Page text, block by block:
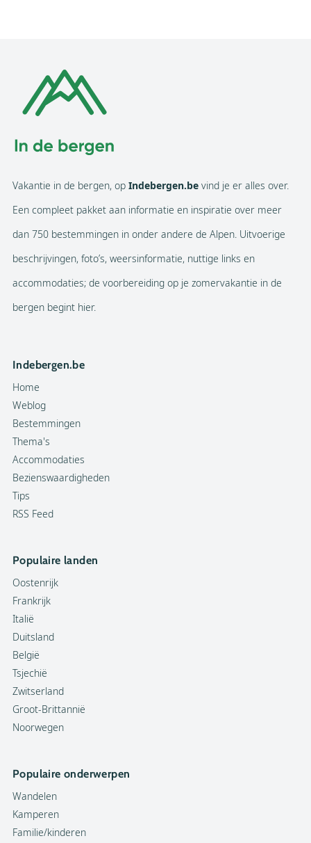
Vakantie in de bergen, op Indebergen.be vind je er alles over.
Een compleet pakket aan informatie en inspiratie over meer
dan 750 bestemmingen in onder andere de Alpen. Uitvoerige
beschrijvingen, foto’s, weersinformatie, nuttige links en
accommodaties; de voorbereiding op je zomervakantie in de
bergen begint hier.
Indebergen.be
Home
Weblog
Bestemmingen
Thema's
Accommodaties
Bezienswaardigheden
Tips
RSS Feed
Populaire landen
Oostenrijk
Frankrijk
Italië
Duitsland
België
Tsjechië
Zwitserland
Groot-Brittannië
Noorwegen
Populaire onderwerpen
Wandelen
Kamperen
Familie/kinderen